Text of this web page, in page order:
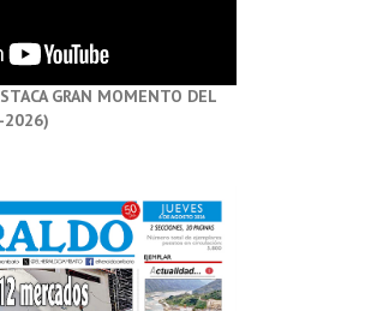
GRAN MOMENTO DEL
2026)